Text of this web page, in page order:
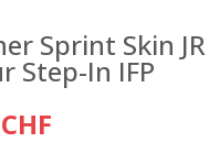
Sprint Skin
Step-In IFP